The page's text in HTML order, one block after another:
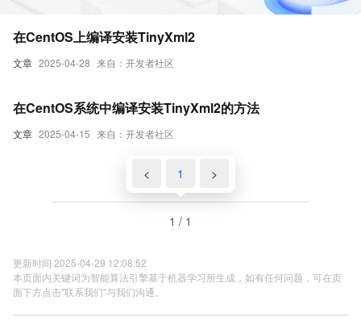
文章 2025-04-28 来自：开发者社区
在CentOS上编译安装TinyXml2
文章 2025-04-15 来自：开发者社区
在CentOS系统中编译安装TinyXml2的方法
< 1 >
1 / 1
更新时间 2025-04-29 12:08:52
本页面内关键词为智能算法引擎基于机器学习所生成，如有任何问题，可在页
面下方点击"联系我们"与我们沟通。